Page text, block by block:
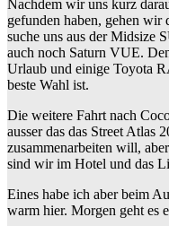
Nachdem wir uns kurz
gefunden haben, gehen wir
suche uns aus der Midsize
auch noch Saturn VUE.
Urlaub und einige Toyota
beste Wahl ist.
Die weitere Fahrt nach
ausser das das Street Atlas
zusammenarbeiten will,
sind wir im Hotel und das
Eines habe ich aber beim
warm hier. Morgen geht es